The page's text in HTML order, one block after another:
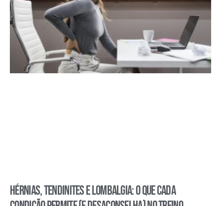
Hérnias, tendinites e lombalgia: o que cada